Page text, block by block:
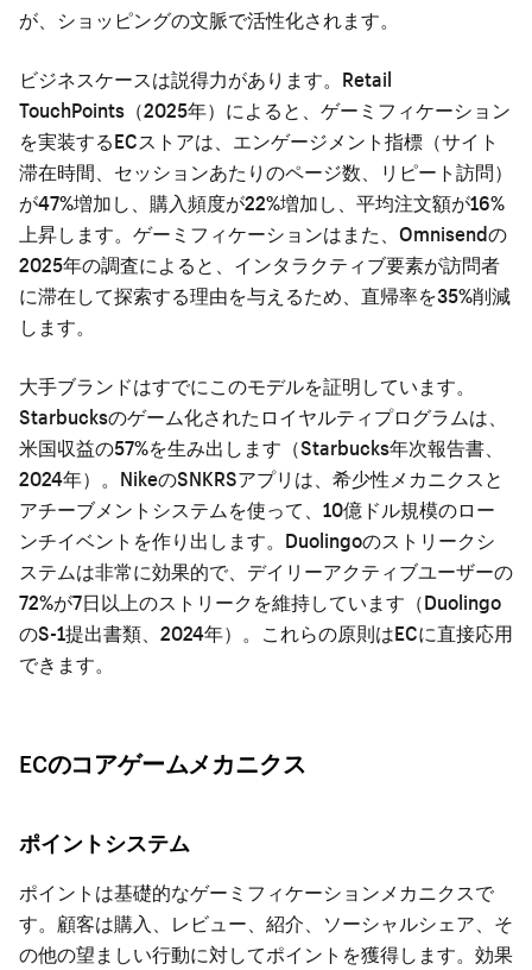
が、ショッピングの文脈で活性化されます。
ビジネスケースは説得力があります。Retail
TouchPoints（2025年）によると、ゲーミフィケーション
を実装するECストアは、エンゲージメント指標（サイト
滞在時間、セッションあたりのページ数、リピート訪問）
が47%増加し、購入頻度が22%増加し、平均注文額が16%
上昇します。ゲーミフィケーションはまた、Omnisendの
2025年の調査によると、インタラクティブ要素が訪問者
に滞在して探索する理由を与えるため、直帰率を35%削減
します。
大手ブランドはすでにこのモデルを証明しています。
Starbucksのゲーム化されたロイヤルティプログラムは、
米国収益の57%を生み出します（Starbucks年次報告書、
2024年）。NikeのSNKRSアプリは、希少性メカニクスと
アチーブメントシステムを使って、10億ドル規模のロー
ンチイベントを作り出します。Duolingoのストリークシ
ステムは非常に効果的で、デイリーアクティブユーザーの
72%が7日以上のストリークを維持しています（Duolingo
のS-1提出書類、2024年）。これらの原則はECに直接応用
できます。
ECのコアゲームメカニクス
ポイントシステム
ポイントは基礎的なゲーミフィケーションメカニクスで
す。顧客は購入、レビュー、紹介、ソーシャルシェア、そ
の他の望ましい行動に対してポイントを獲得します。効果